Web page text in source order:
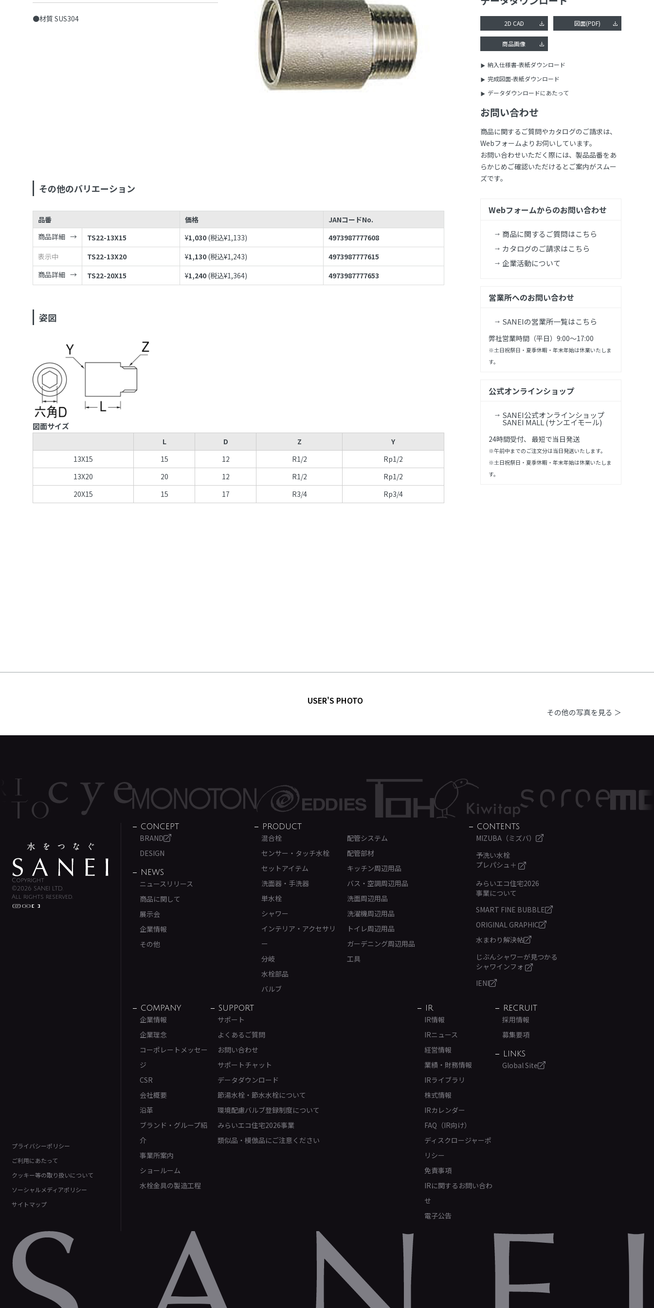
●材質 SUS304
その他のバリエーション
品番 価格
JANコードNo.
商品詳細
TS22-13X15 ¥1,030 (税込¥1,133)
4973987777608
表示中
TS22-13X20 ¥1,130 (税込¥1,243)
4973987777615
商品詳細
TS22-20X15 ¥1,240 (税込¥1,364) 4973987777653
姿図
図面サイズ
L D Z
Y
13X15
15 12 R1/2
Rp1/2
13X20
20 12 R1/2
Rp1/2
20X15
15 17 R3/4 Rp3/4
2D CAD 図面(PDF)
商品画像
納入仕様書-表紙ダウンロード
完成図面-表紙ダウンロード
データダウンロードにあたって
お問い合わせ
商品に関するご質問やカタログのご請求は、
Webフォームよりお伺いしています。
お問い合わせいただく際には、製品品番をあ
らかじめご確認いただけるとご案内がスムー
ズです。
Webフォームからのお問い合わせ
商品に関するご質問はこちら
カタログのご請求はこちら
企業活動について
営業所へのお問い合わせ
SANEIの営業所一覧はこちら
弊社営業時間（平日）9:00～17:00
※土日祝祭日・夏季休暇・年末年始は休業いたしま
す。
公式オンラインショップ
SANEI公式オンラインショップ
SANEI MALL (サンエイモール)
24時間受付、 最短で当日発送
※午前中までのご注文分は当日発送いたします。
※土日祝祭日・夏季休暇・年末年始は休業いたしま
す。
USER'S PHOTO
その他の写真を見る ＞
Copyright
©2026 SANEI LTD.
All rights reserved.
プライバシーポリシー
ご利用にあたって
クッキー等の取り扱いについて
ソーシャルメディアポリシー
サイトマップ
CONCEPT
BRAND
DESIGN
NEWS
ニュースリリース
商品に関して
展示会
企業情報
その他
PRODUCT
混合栓
センサー・タッチ水栓
セットアイテム
洗面器・手洗器
単水栓
シャワー
インテリア・アクセサリ
ー
分岐
水栓部品
バルブ
配管システム
配管部材
キッチン周辺用品
バス・空調周辺用品
洗面周辺用品
洗濯機周辺用品
トイレ周辺用品
ガーデニング周辺用品
工具
CONTENTS
MIZUBA（ミズバ）
予洗い水栓
プレパシュ＋
みらいエコ住宅2026
事業について
SMART FINE BUBBLE
ORIGINAL GRAPHIC
水まわり解決帖
じぶんシャワーが見つかる
シャワインフォ
IENI
COMPANY
企業情報
企業理念
コーポレートメッセー
ジ
CSR
会社概要
沿革
ブランド・グループ紹
介
事業所案内
ショールーム
水栓金具の製造工程
SUPPORT
サポート
よくあるご質問
お問い合わせ
サポートチャット
データダウンロード
節湯水栓・節水水栓について
環境配慮バルブ登録制度について
みらいエコ住宅2026事業
類似品・模倣品にご注意ください
IR
IR情報
IRニュース
経営情報
業績・財務情報
IRライブラリ
株式情報
IRカレンダー
FAQ（IR向け）
ディスクロージャーポ
リシー
免責事項
IRに関するお問い合わ
せ
電子公告
RECRUIT
採用情報
募集要項
LINKS
Global Site